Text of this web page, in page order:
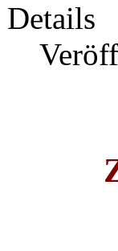
Details